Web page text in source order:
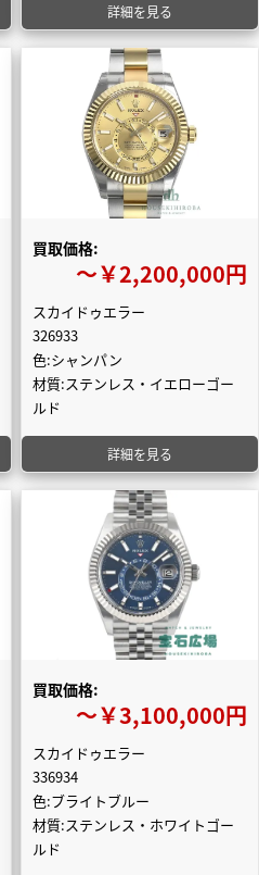
詳細を見る
買取価格:
〜￥2,200,000円
スカイドゥエラー
326933
色:シャンパン
材質:ステンレス・イエローゴー
ルド
詳細を見る
買取価格:
〜￥3,100,000円
スカイドゥエラー
336934
色:ブライトブルー
材質:ステンレス・ホワイトゴー
ルド